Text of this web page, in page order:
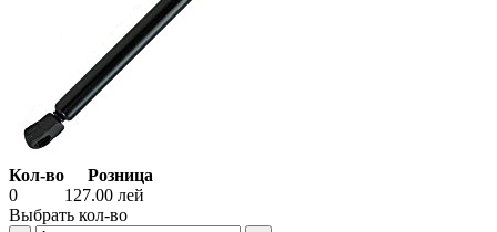
Кол-во
Розница
0
127.00 лей
Выбрать кол-во